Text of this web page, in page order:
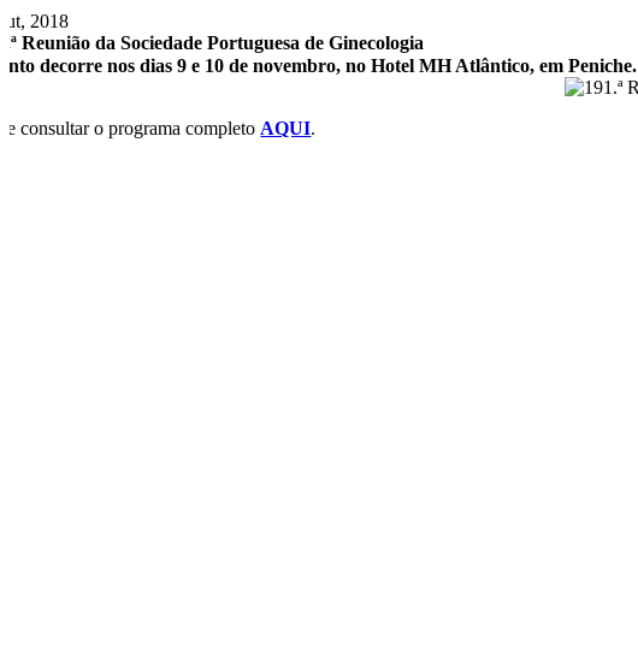
2018
Reunião da Sociedade Portuguesa de Ginecologia
decorre nos dias 9 e 10 de novembro, no Hotel MH Atlântico, em Peniche.
consultar o programa completo AQUI.